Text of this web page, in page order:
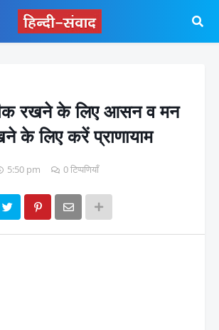
रखने के लिए आसन व मन
के लिए करें प्राणायाम
5:50 pm 0 टिप्पणियाँ